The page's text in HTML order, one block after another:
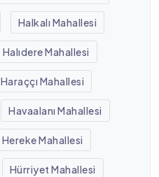
Halkalı Mahallesi
Halıdere Mahallesi
Haraççı Mahallesi
Havaalanı Mahallesi
Hereke Mahallesi
Hürriyet Mahallesi